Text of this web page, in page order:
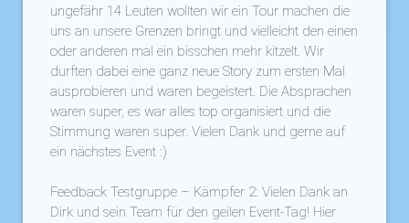
ungefähr 14 Leuten wollten wir ein Tour machen die
uns an unsere Grenzen bringt und vielleicht den einen
oder anderen mal ein bisschen mehr kitzelt. Wir
durften dabei eine ganz neue Story zum ersten Mal
ausprobieren und waren begeistert. Die Absprachen
waren super, es war alles top organisiert und die
Stimmung waren super. Vielen Dank und gerne auf
ein nächstes Event :)
Feedback Testgruppe – Kämpfer 2: Vielen Dank an
Dirk und sein Team für den geilen Event-Tag! Hier